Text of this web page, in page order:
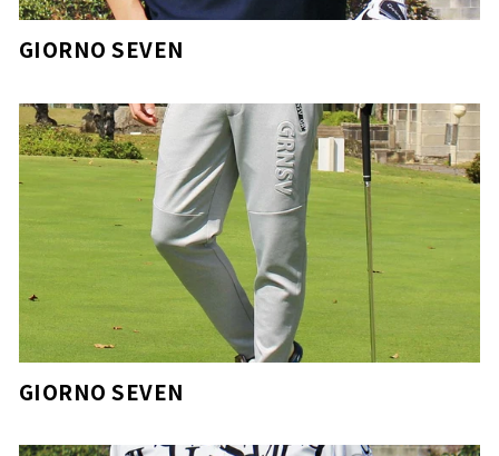
GIORNO SEVEN
GIORNO SEVEN